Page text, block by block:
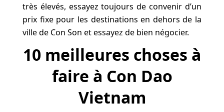
très élevés, essayez toujours de convenir d’un
prix fixe pour les destinations en dehors de la
ville de Con Son et essayez de bien négocier.
10 meilleures choses à
faire à Con Dao
Vietnam